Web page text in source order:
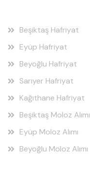
Beşiktaş Hafriyat
Eyüp Hafriyat
Beyoğlu Hafriyat
Sarıyer Hafriyat
Kağıthane Hafriyat
Beşiktaş Moloz Alımı
Eyüp Moloz Alımı
Beyoğlu Moloz Alımı